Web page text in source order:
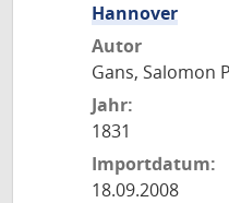
Hannover
Autor
Gans, Salomon
Jahr:
1831
Importdatum:
18.09.2008